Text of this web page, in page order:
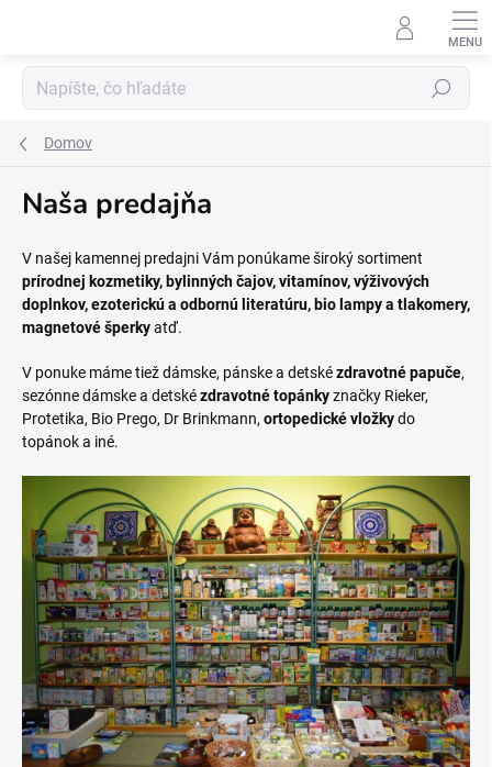
Hľadať
Domov
Naša predajňa
V našej kamennej predajni Vám ponúkame široký sortiment
prírodnej kozmetiky, bylinných čajov, vitamínov, výživových
doplnkov, ezoterickú a odbornú literatúru, bio lampy a tlakomery,
magnetové šperkyatď.
V ponuke máme tiež dámske, pánske a detskézdravotné papuče,
sezónne dámske a detskézdravotné topánkyznačky Rieker,
Protetika, Bio Prego, Dr Brinkmann, ortopedické vložkydo
topánok a iné.